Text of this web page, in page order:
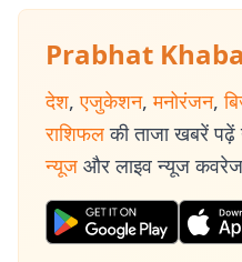
Prabhat
देश, एजुकेशन, मनोरंजन,
राशिफल की ताजा खबरें पढ़ें
न्यूज और लाइव न्यूज